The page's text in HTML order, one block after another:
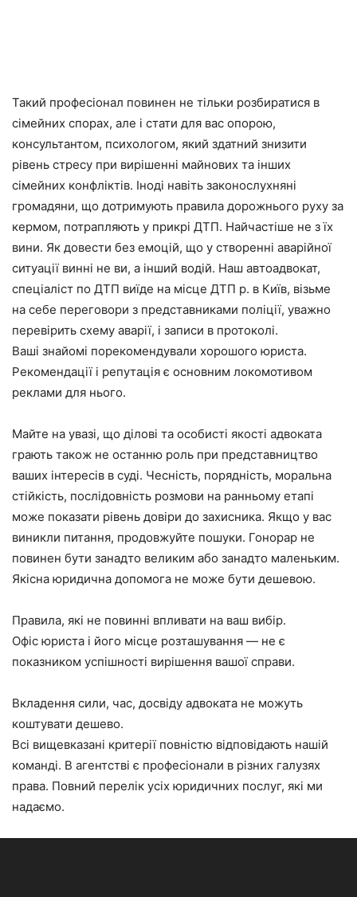
Такий професіонал повинен не тільки розбиратися в
сімейних спорах, але і стати для вас опорою,
консультантом, психологом, який здатний знизити
рівень стресу при вирішенні майнових та інших
сімейних конфліктів. Іноді навіть законослухняні
громадяни, що дотримують правила дорожнього руху за
кермом, потрапляють у прикрі ДТП. Найчастіше не з їх
вини. Як довести без емоцій, що у створенні аварійної
ситуації винні не ви, а інший водій. Наш автоадвокат,
спеціаліст по ДТП виїде на місце ДТП р. в Київ, візьме
на себе переговори з представниками поліції, уважно
перевірить схему аварії, і записи в протоколі.
Ваші знайомі порекомендували хорошого юриста.
Рекомендації і репутація є основним локомотивом
реклами для нього.
Майте на увазі, що ділові та особисті якості адвоката
грають також не останню роль при представництво
ваших інтересів в суді. Чесність, порядність, моральна
стійкість, послідовність розмови на ранньому етапі
може показати рівень довіри до захисника. Якщо у вас
виникли питання, продовжуйте пошуки. Гонорар не
повинен бути занадто великим або занадто маленьким.
Якісна юридична допомога не може бути дешевою.
Правила, які не повинні впливати на ваш вибір.
Офіс юриста і його місце розташування — не є
показником успішності вирішення вашої справи.
Вкладення сили, час, досвіду адвоката не можуть
коштувати дешево.
Всі вищевказані критерії повністю відповідають нашій
команді. В агентстві є професіонали в різних галузях
права. Повний перелік усіх юридичних послуг, які ми
надаємо.